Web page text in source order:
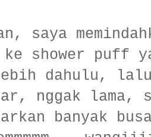
saya
shower puff
dahulu, lalu
nggak lama,
banyak